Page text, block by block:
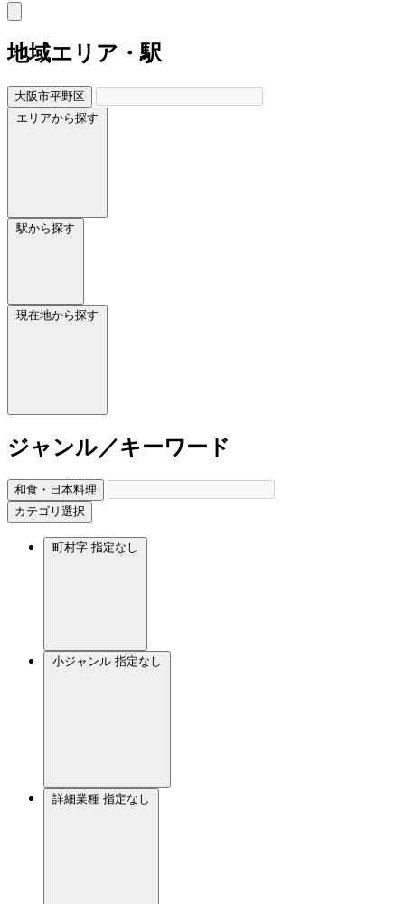
地域エリア・駅
大阪市平野区
エリアから探す
駅から探す
現在地から探す
ジャンル／キーワード
和食・日本料理
カテゴリ選択
町村字 指定なし
小ジャンル 指定なし
詳細業種 指定なし